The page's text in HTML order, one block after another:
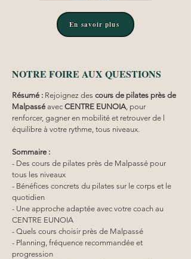
En savoir plus
NOTRE FOIRE AUX QUESTIONS
Résumé : Rejoignez des cours de pilates près de
Malpassé avec CENTRE EUNOIA , pour
renforcer, gagner en mobilité et retrouver de l
équilibre à votre rythme, tous niveaux.
Sommaire :
- Des cours de pilates près de Malpassé pour
tous les niveaux
- Bénéfices concrets du pilates sur le corps et le
quotidien
- Une approche adaptée avec votre coach au
CENTRE EUNOIA
- Quels cours choisir près de Malpassé
- Planning, fréquence recommandée et
progression